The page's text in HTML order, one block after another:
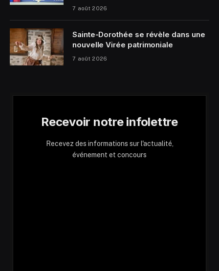
7 août 2026
Sainte-Dorothée se révèle dans une
nouvelle Virée patrimoniale
7 août 2026
Recevoir notre infolettre
Recevez des informations sur l'actualité,
événement et concours